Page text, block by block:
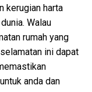
kerugian harta
Walau
rumah yang
ini dapat
anda dan